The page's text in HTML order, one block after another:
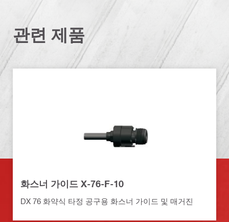
관련 제품
화스너 가이드 X-76-F-10
DX 76 화약식 타정 공구용 화스너 가이드 및 매거진